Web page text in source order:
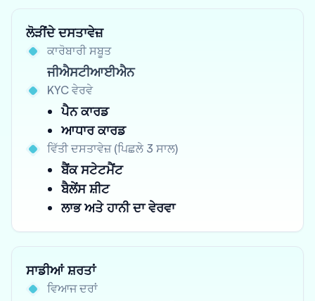
ਲੋੜੀਂਦੇ ਦਸਤਾਵੇਜ਼
ਕਾਰੋਬਾਰੀ ਸਬੂਤ
ਜੀਐਸਟੀਆਈਐਨ
KYC ਵੇਰਵੇ
ਪੈਨ ਕਾਰਡ
ਆਧਾਰ ਕਾਰਡ
ਵਿੱਤੀ ਦਸਤਾਵੇਜ਼ (ਪਿਛਲੇ 3 ਸਾਲ)
ਬੈਂਕ ਸਟੇਟਮੈਂਟ
ਬੈਲੇਂਸ ਸ਼ੀਟ
ਲਾਭ ਅਤੇ ਹਾਨੀ ਦਾ ਵੇਰਵਾ
ਸਾਡੀਆਂ ਸ਼ਰਤਾਂ
ਵਿਆਜ ਦਰਾਂ